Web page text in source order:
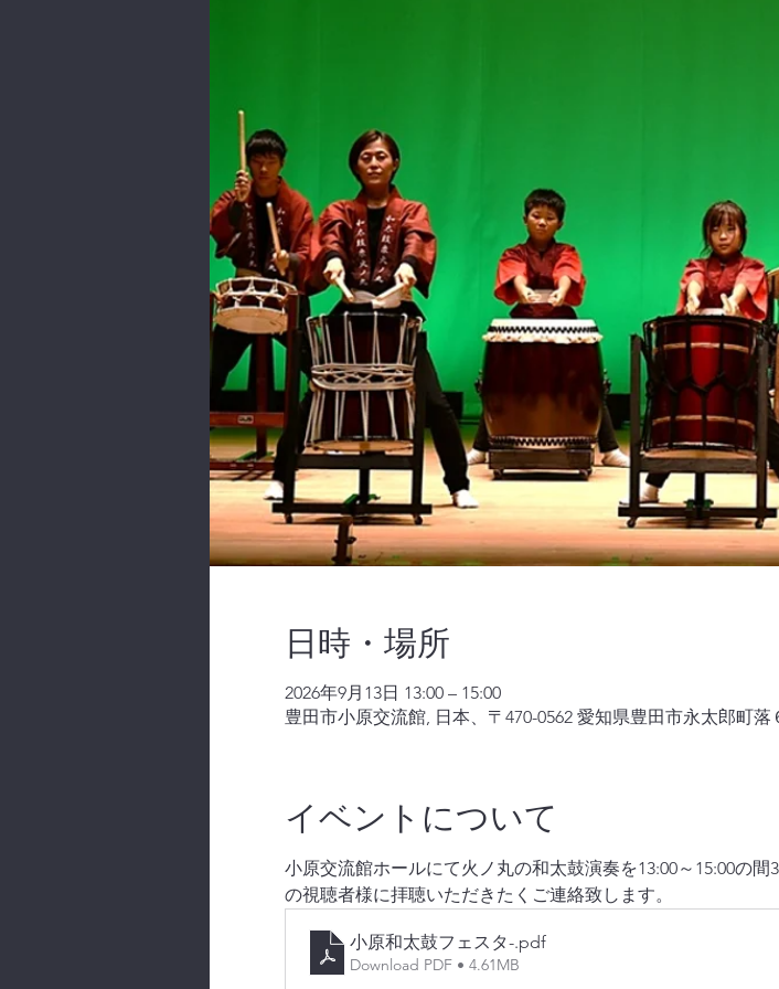
日時・場所
2026年9月13日 13:00 – 15:00
豊田市小原交流館, 日本、〒470-0562 愛知県豊田市永太郎町落
イベントについて
小原交流館ホールにて火ノ丸の和太鼓演奏を13:00～15:00の
の視聴者様に拝聴いただきたくご連絡致します。
小原和太鼓フェスタ-.pdf
Download PDF • 4.61MB